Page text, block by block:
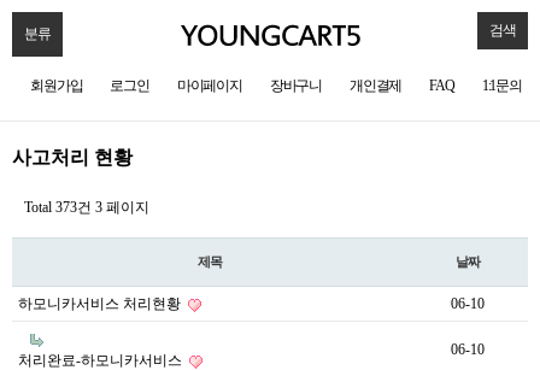
분류 검색
회원가입 로그인 마이페이지 장바구니 개인결제 FAQ 1:1문의
사고처리 현황
Total 373건 3 페이지
제목 날짜
하모니카서비스 처리현황 06-10
처리완료-하모니카서비스
06-10